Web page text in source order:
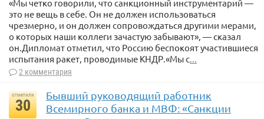
«Мы четко говорили, что санкционный инструментарий —
это не вещь в себе. Он не должен использоваться
чрезмерно, и он должен сопровождаться другими мерами,
о которых наши коллеги зачастую забывают», — сказал
он.Дипломат отметил, что Россию беспокоят участившиеся
испытания ракет, проводимые КНДР.«Мы с
2 комментария
отметили
30
Бывший руководящий работник
Всемирного банка и МВФ: «Санкции